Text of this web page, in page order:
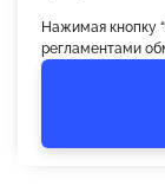
Нажимая кнопку
регламентами